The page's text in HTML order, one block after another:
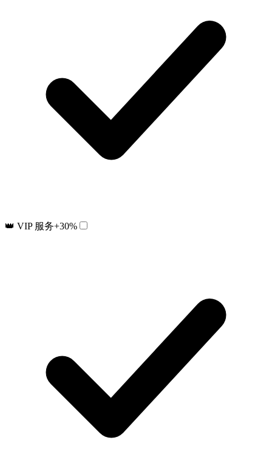
👑 VIP 服务+30%